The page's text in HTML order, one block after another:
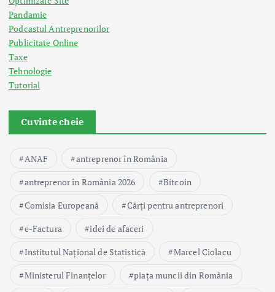
Pandamie
Podcastul Antreprenorilor
Publicitate Online
Taxe
Tehnologie
Tutorial
Cuvinte cheie
ANAF
antreprenor în România
antreprenor în România 2026
Bitcoin
Comisia Europeană
Cărți pentru antreprenori
e-Factura
idei de afaceri
Institutul Național de Statistică
Marcel Ciolacu
Ministerul Finanțelor
piața muncii din România